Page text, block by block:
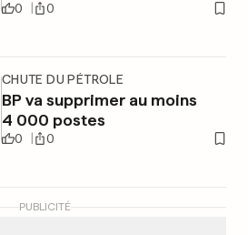
0 0
CHUTE DU PÉTROLE
BP va supprimer au moins
4 000 postes
0 0
PUBLICITÉ